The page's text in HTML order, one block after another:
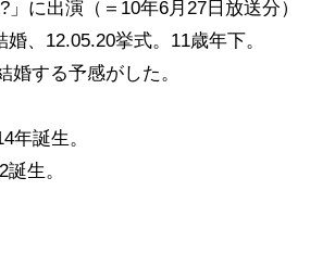
に出演（＝10年6月27日放送分）
、12.05.20挙式。11歳年下。
する予感がした。
誕生。
生。